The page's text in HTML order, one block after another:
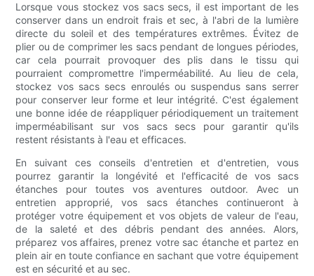
Lorsque vous stockez vos sacs secs, il est important de les
conserver dans un endroit frais et sec, à l'abri de la lumière
directe du soleil et des températures extrêmes. Évitez de
plier ou de comprimer les sacs pendant de longues périodes,
car cela pourrait provoquer des plis dans le tissu qui
pourraient compromettre l'imperméabilité. Au lieu de cela,
stockez vos sacs secs enroulés ou suspendus sans serrer
pour conserver leur forme et leur intégrité. C'est également
une bonne idée de réappliquer périodiquement un traitement
imperméabilisant sur vos sacs secs pour garantir qu'ils
restent résistants à l'eau et efficaces.
En suivant ces conseils d'entretien et d'entretien, vous
pourrez garantir la longévité et l'efficacité de vos sacs
étanches pour toutes vos aventures outdoor. Avec un
entretien approprié, vos sacs étanches continueront à
protéger votre équipement et vos objets de valeur de l'eau,
de la saleté et des débris pendant des années. Alors,
préparez vos affaires, prenez votre sac étanche et partez en
plein air en toute confiance en sachant que votre équipement
est en sécurité et au sec.